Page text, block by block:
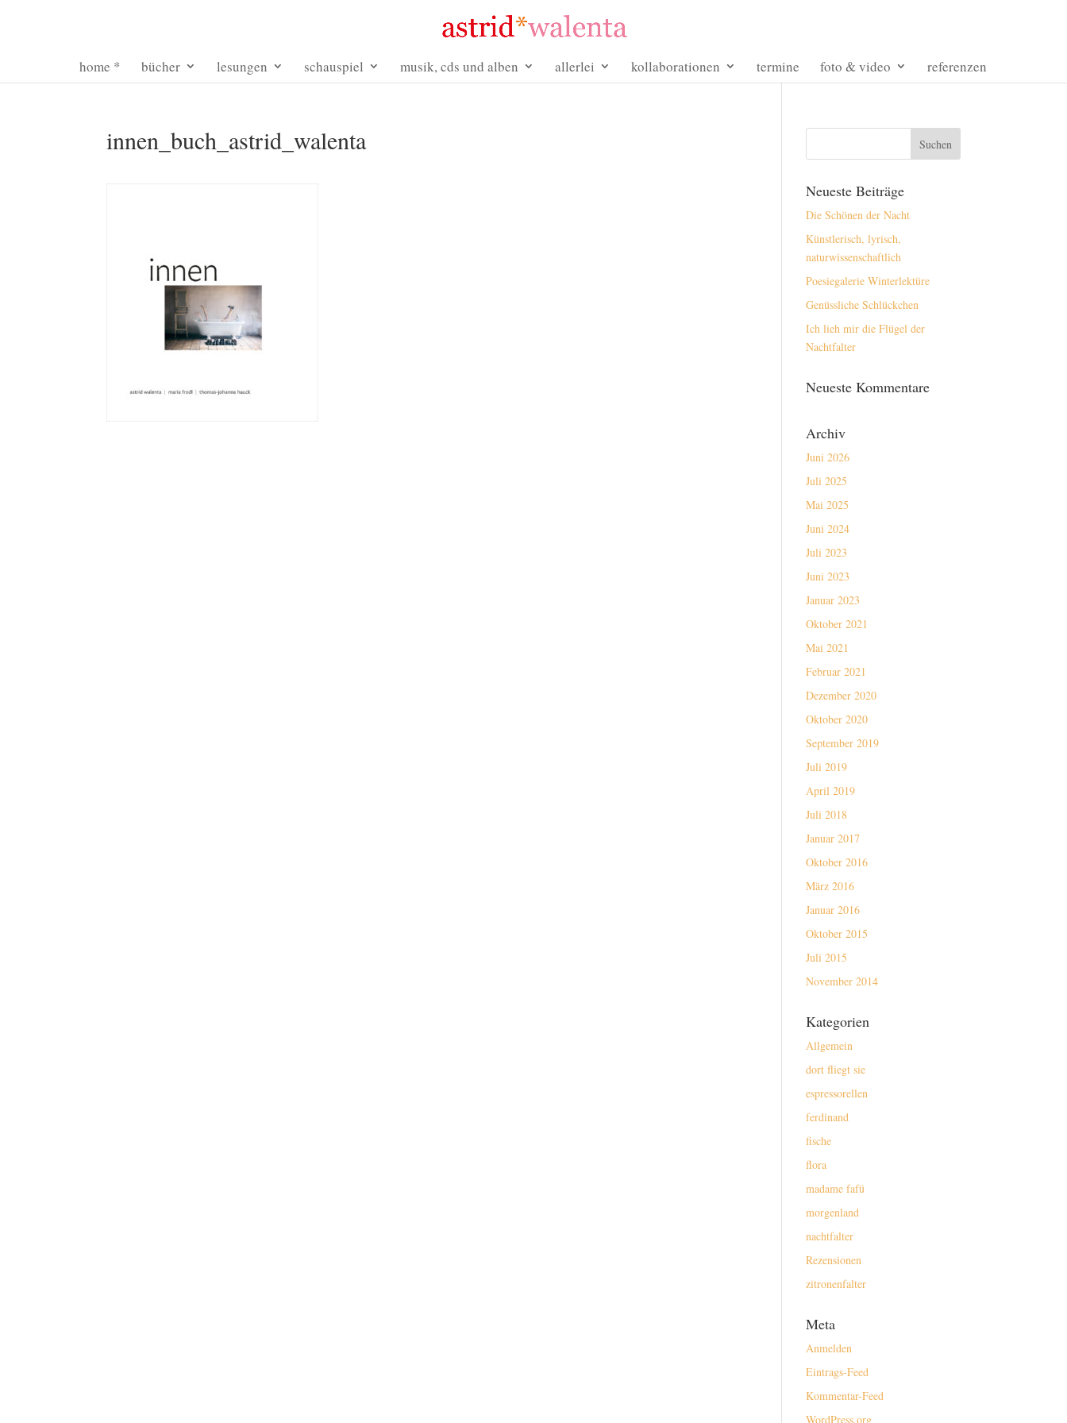
home * bücher lesungen schauspiel musik, cds und alben allerlei kollaborationen termine foto & video referenzen
innen_buch_astrid_walenta
Neueste Beiträge
Die Schönen der Nacht
Künstlerisch, lyrisch,
naturwissenschaftlich
Poesiegalerie Winterlektüre
Genüssliche Schlückchen
Ich lieh mir die Flügel der
Nachtfalter
Neueste Kommentare
Archiv
Juni 2026
Juli 2025
Mai 2025
Juni 2024
Juli 2023
Juni 2023
Januar 2023
Oktober 2021
Mai 2021
Februar 2021
Dezember 2020
Oktober 2020
September 2019
Juli 2019
April 2019
Juli 2018
Januar 2017
Oktober 2016
März 2016
Januar 2016
Oktober 2015
Juli 2015
November 2014
Kategorien
Allgemein
dort fliegt sie
espressorellen
ferdinand
fische
flora
madame fafü
morgenland
nachtfalter
Rezensionen
zitronenfalter
Meta
Anmelden
Eintrags-Feed
Kommentar-Feed
WordPress.org